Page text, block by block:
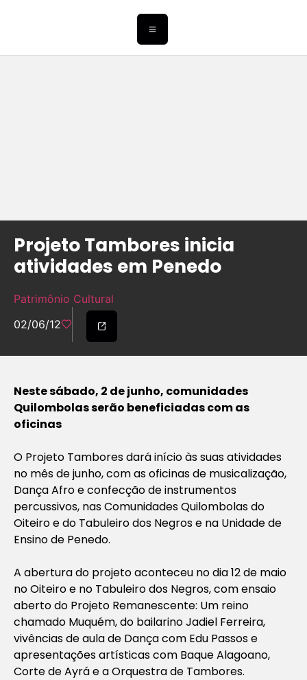
Projeto Tambores inicia
atividades em Penedo
Patrimônio Cultural
02/06/12
Neste sábado, 2 de junho, comunidades
Quilombolas serão beneficiadas com as
oficinas
O Projeto Tambores dará início às suas atividades
no mês de junho, com as oficinas de musicalização,
Dança Afro e confecção de instrumentos
percussivos, nas Comunidades Quilombolas do
Oiteiro e do Tabuleiro dos Negros e na Unidade de
Ensino de Penedo.
A abertura do projeto aconteceu no dia 12 de maio
no Oiteiro e no Tabuleiro dos Negros, com ensaio
aberto do Projeto Remanescente: Um reino
chamado Muquém, do bailarino Jadiel Ferreira,
vivências de aula de Dança com Edu Passos e
apresentações artísticas com Baque Alagoano,
Corte de Ayrá e a Orquestra de Tambores.